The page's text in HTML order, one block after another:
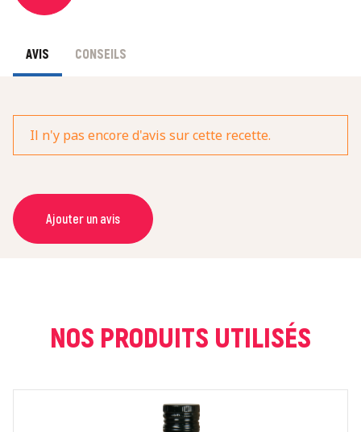
AVIS CONSEILS
Il n'y pas encore d'avis sur cette recette.
Ajouter un avis
NOM *
NOS PRODUITS UTILISÉS